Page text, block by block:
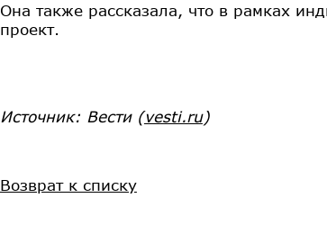
Она также рассказала, что в рамках
проект.
Источник: Вести(vesti.ru)
Возврат к списку